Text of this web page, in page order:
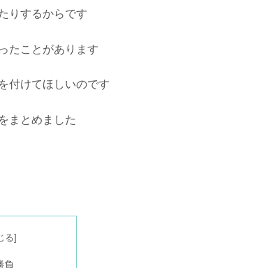
りするからです
たことがあります
付けてほしいのです
まとめました
負